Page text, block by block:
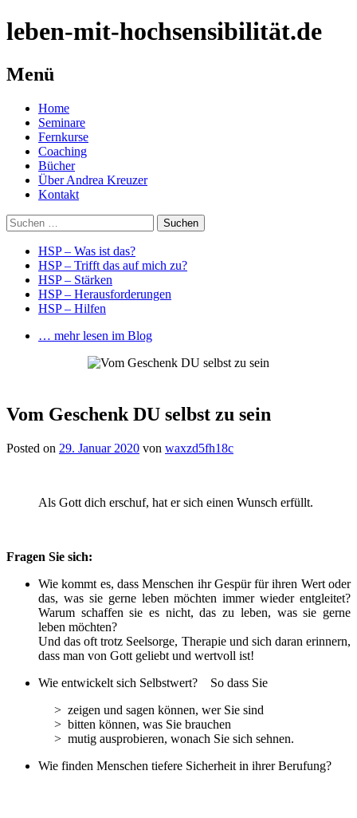
leben-mit-hochsensibilität.de
Menü
Springe
zum
Inhalt
Home
Seminare
Fernkurse
Coaching
Bücher
Über Andrea Kreuzer
Kontakt
Suchen
nach:
HSP – Was ist das?
HSP – Trifft das auf mich zu?
HSP – Stärken
HSP – Herausforderungen
HSP – Hilfen
… mehr lesen im Blog
Vom Geschenk DU selbst zu sein
Posted on 29. Januar 2020 von waxzd5fh18c
Als Gott dich erschuf, hat er sich einen Wunsch erfüllt.
Fragen Sie sich:
Wie kommt es, dass Menschen ihr Gespür für ihren Wert oder
das, was sie gerne leben möchten immer wieder entgleitet?
Warum schaffen sie es nicht, das zu leben, was sie gerne
leben möchten?
Und das oft trotz Seelsorge, Therapie und sich daran erinnern,
dass man von Gott geliebt und wertvoll ist!
Wie entwickelt sich Selbstwert? So dass Sie
> zeigen und sagen können, wer Sie sind
> bitten können, was Sie brauchen
> mutig ausprobieren, wonach Sie sich sehnen.
Wie finden Menschen tiefere Sicherheit in ihrer Berufung?